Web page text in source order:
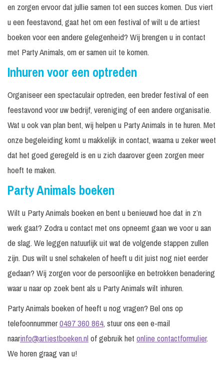
en zorgen ervoor dat jullie samen tot een succes komen. Dus viert
u een feestavond, gaat het om een festival of wilt u de artiest
boeken voor een andere gelegenheid? Wij brengen u in contact
met Party Animals, om er samen uit te komen.
Inhuren voor een optreden
Organiseer een spectaculair optreden, een breder festival of een
feestavond voor uw bedrijf, vereniging of een andere organisatie.
Wat u ook van plan bent, wij helpen u Party Animals in te huren. Met
onze begeleiding komt u makkelijk in contact, waarna u zeker weet
dat het goed geregeld is en u zich daarover geen zorgen meer
hoeft te maken.
Party Animals boeken
Wilt u Party Animals boeken en bent u benieuwd hoe dat in z’n
werk gaat? Zodra u contact met ons opneemt gaan we voor u aan
de slag. We leggen natuurlijk uit wat de volgende stappen zullen
zijn. Dus wilt u snel schakelen of heeft u dit juist nog niet eerder
gedaan? Wij zorgen voor de persoonlijke en betrokken benadering
waar u naar op zoek bent als u Party Animals wilt inhuren.
Party Animals boeken of heeft u nog vragen? Bel ons op
telefoonnummer0497 360 864, stuur ons een e-mail
naarinfo@artiestboeken.nlof gebruik het online contactformulier.
We horen graag van u!